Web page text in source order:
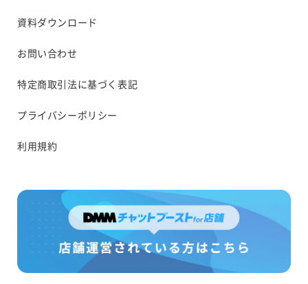
資料ダウンロード
お問い合わせ
特定商取引法に基づく表記
プライバシーポリシー
利用規約